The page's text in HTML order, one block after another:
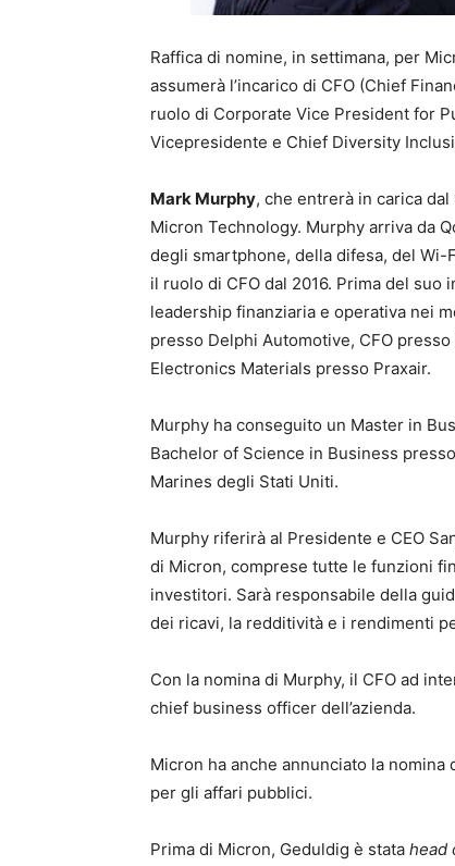
Raffica di nomine, in settimana, per
assumerà l’incarico di CFO (Chief
ruolo di Corporate Vice President for
Vicepresidente e Chief Diversity
Mark Murphy, che entrerà in carica
Micron Technology. Murphy arriva da
degli smartphone, della difesa, del Wi-
il ruolo di CFO dal 2016. Prima del
leadership finanziaria e operativa nei
presso Delphi Automotive, CFO
Electronics Materials presso Praxair.
Murphy ha conseguito un Master in
Bachelor of Science in Business
Marines degli Stati Uniti.
Murphy riferirà al Presidente e CEO
di Micron, comprese tutte le funzioni
investitori. Sarà responsabile della
dei ricavi, la redditività e i rendimenti
Con la nomina di Murphy, il CFO ad
chief business officer dell’azienda.
Micron ha anche annunciato la nomina
per gli affari pubblici.
Prima di Micron, Geduldig è stata head